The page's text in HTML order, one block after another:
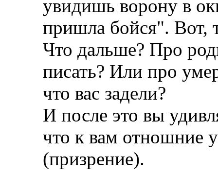
увидишь ворону в
пришла бойся". Вот,
Что дальше? Про
писать? Или про
что вас задели?
И после это вы
что к вам отношние
(призрение).